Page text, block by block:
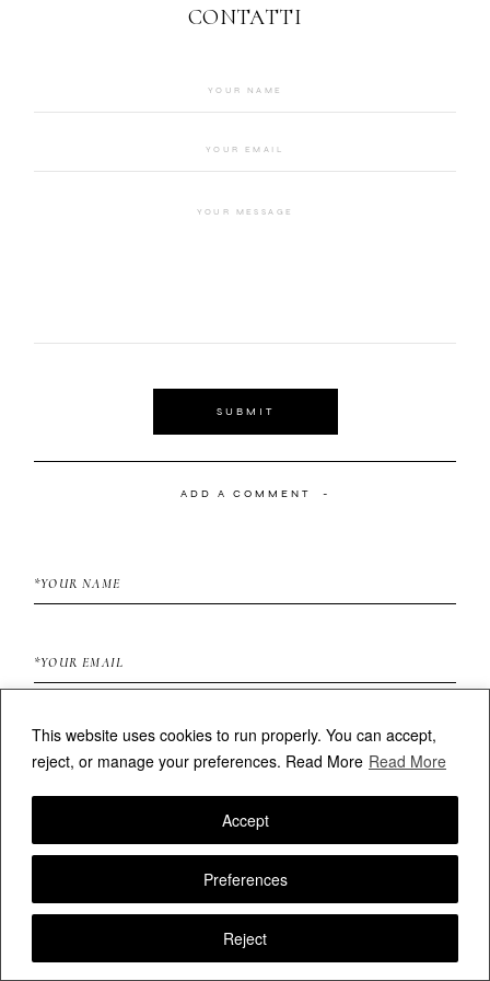
This website uses cookies to run properly. You can accept,
reject, or manage your preferences. Read More Read More
Preferences
Reject
Accept
CONTATTI
SUBMIT
ADD A COMMENT
FOLLOW VALERIAMAMELI